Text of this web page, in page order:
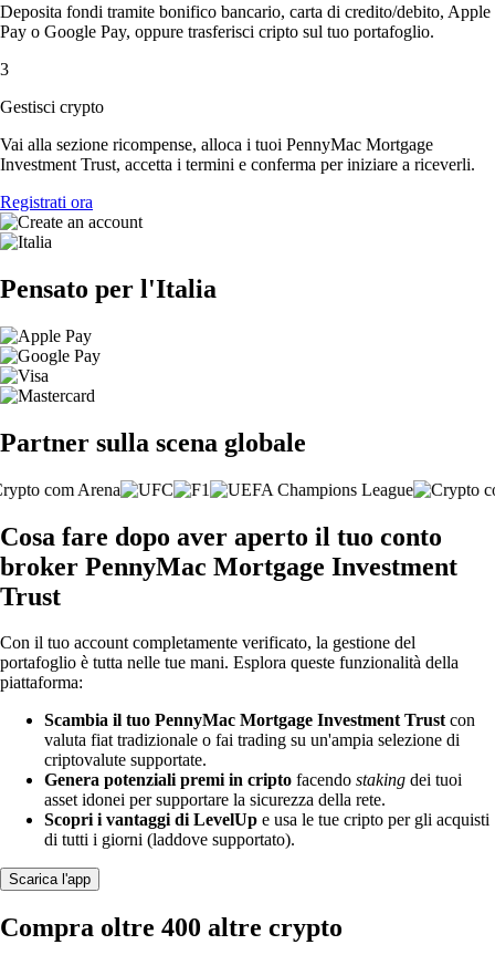
Deposita fondi tramite bonifico bancario, carta di credito/debito, Apple
Pay o Google Pay, oppure trasferisci cripto sul tuo portafoglio.
3
Gestisci crypto
Vai alla sezione ricompense, alloca i tuoi PennyMac Mortgage
Investment Trust, accetta i termini e conferma per iniziare a riceverli.
Registrati ora
Pensato per l'Italia
Partner sulla scena globale
Cosa fare dopo aver aperto il tuo conto
broker PennyMac Mortgage Investment
Trust
Con il tuo account completamente verificato, la gestione del
portafoglio è tutta nelle tue mani. Esplora queste funzionalità della
piattaforma:
Scambia il tuo PennyMac Mortgage Investment Trustcon
valuta fiat tradizionale o fai trading su un'ampia selezione di
criptovalute supportate.
Genera potenziali premi in cripto facendo staking dei tuoi
asset idonei per supportare la sicurezza della rete.
Scopri i vantaggi di LevelUp e usa le tue cripto per gli acquisti
di tutti i giorni (laddove supportato).
Scarica l'app
Compra oltre 400 altre crypto